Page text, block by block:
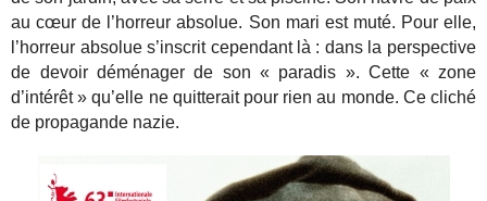
au cœur de l’horreur absolue. Son mari est muté. Pour elle,
l’horreur absolue s’inscrit cependant là : dans la perspective
de devoir déménager de son « paradis ». Cette « zone
d’intérêt » qu’elle ne quitterait pour rien au monde. Ce cliché
de propagande nazie.